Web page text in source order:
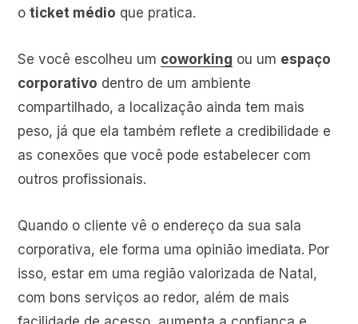
o ticket médio que pratica.
Se você escolheu um coworking ou um espaço
corporativo dentro de um ambiente
compartilhado, a localização ainda tem mais
peso, já que ela também reflete a credibilidade e
as conexões que você pode estabelecer com
outros profissionais.
Quando o cliente vê o endereço da sua sala
corporativa, ele forma uma opinião imediata. Por
isso, estar em uma região valorizada de Natal,
com bons serviços ao redor, além de mais